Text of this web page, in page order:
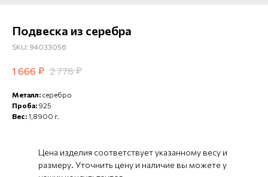
Подвеска из серебра
SKU: 94033056
1 666 ₽ 2 776 ₽
Металл: серебро
Проба: 925
Вес:1,8900 г.
Цена изделия соответствует указанному весу и
размеру. Уточнить цену и наличие вы можете у